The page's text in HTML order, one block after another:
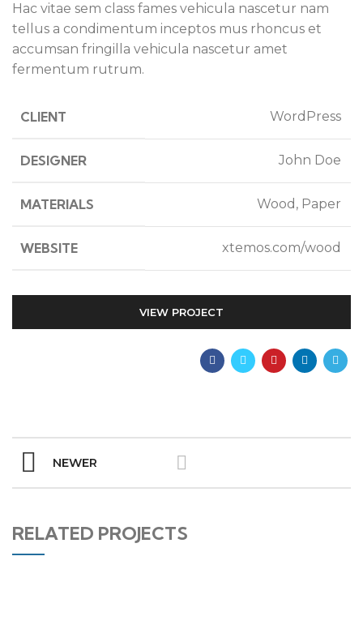
Hac vitae sem class fames vehicula nascetur nam
tellus a condimentum inceptos mus rhoncus et
accumsan fringilla vehicula nascetur amet
fermentum rutrum.
CLIENT WordPress
DESIGNER John Doe
MATERIALS Wood, Paper
WEBSITE xtemos.com/wood
VIEW PROJECT
NEWER
RELATED PROJECTS